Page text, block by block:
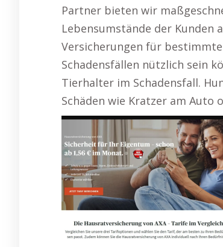
Partner bieten wir
Lebensumstände der Kunden
Versicherungen für
Schadensfällen nützlich sein
Tierhalter im Schadensfall.
Schäden wie Kratzer am Auto